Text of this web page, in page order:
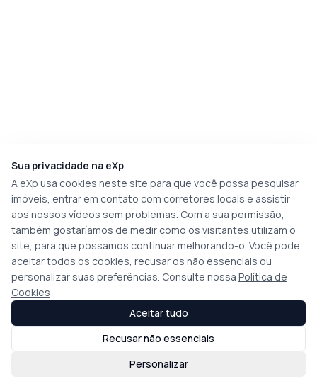
Sua privacidade na eXp
A eXp usa cookies neste site para que você possa pesquisar
imóveis, entrar em contato com corretores locais e assistir
aos nossos vídeos sem problemas. Com a sua permissão,
também gostaríamos de medir como os visitantes utilizam o
site, para que possamos continuar melhorando-o. Você pode
aceitar todos os cookies, recusar os não essenciais ou
personalizar suas preferências. Consulte nossa Política de
Cookies
Personalizar
Recusar não essenciais
Aceitar tudo